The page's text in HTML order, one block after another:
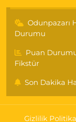
Odunpazarı
Durumu
Puan
Fikstür
Son Dakika
Gizlilik